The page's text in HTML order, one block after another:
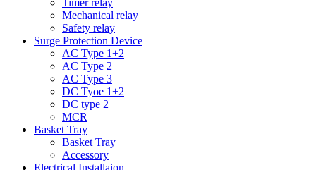
Mechanical relay
Safety relay
Surge Protection Device
AC Type 1+2
AC Type 2
AC Type 3
DC Tyoe 1+2
DC type 2
MCR
Basket Tray
Basket Tray
Accessory
Electrical Installaion